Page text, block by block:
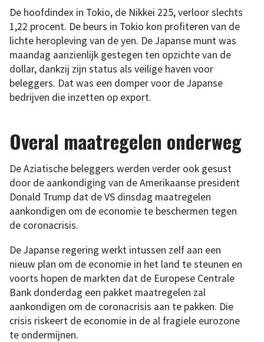
De hoofdindex in Tokio, de Nikkei 225, verloor slechts
1,22 procent. De beurs in Tokio kon profiteren van de
lichte heropleving van de yen. De Japanse munt was
maandag aanzienlijk gestegen ten opzichte van de
dollar, dankzij zijn status als veilige haven voor
beleggers. Dat was een domper voor de Japanse
bedrijven die inzetten op export.
Overal maatregelen onderweg
De Aziatische beleggers werden verder ook gesust
door de aankondiging van de Amerikaanse president
Donald Trump dat de VS dinsdag maatregelen
aankondigen om de economie te beschermen tegen
de coronacrisis.
De Japanse regering werkt intussen zelf aan een
nieuw plan om de economie in het land te steunen en
voorts hopen de markten dat de Europese Centrale
Bank donderdag een pakket maatregelen zal
aankondigen om de coronacrisis aan te pakken. Die
crisis riskeert de economie in de al fragiele eurozone
te ondermijnen.